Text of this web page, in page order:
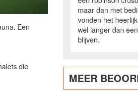
Een
die
maar dan met
vonden het
wel langer dan
blijven.
MEER